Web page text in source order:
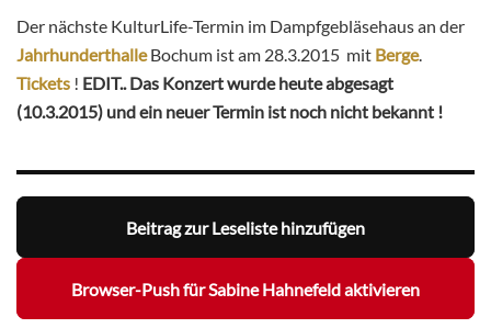
Der nächste KulturLife-Termin im Dampfgebläsehaus an der
JahrhunderthalleBochum ist am 28.3.2015 mit Berge.
Tickets ! EDIT.. Das Konzert wurde heute abgesagt
(10.3.2015) und ein neuer Termin ist noch nicht bekannt !
Beitrag zur Leseliste hinzufügen
Browser-Push für Sabine Hahnefeld aktivieren